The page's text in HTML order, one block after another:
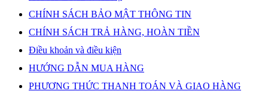
CHÍNH SÁCH BẢO MẬT THÔNG TIN
CHÍNH SÁCH TRẢ HÀNG, HOÀN TIỀN
Điều khoản và điều kiện
HƯỚNG DẪN MUA HÀNG
PHƯƠNG THỨC THANH TOÁN VÀ GIAO HÀNG